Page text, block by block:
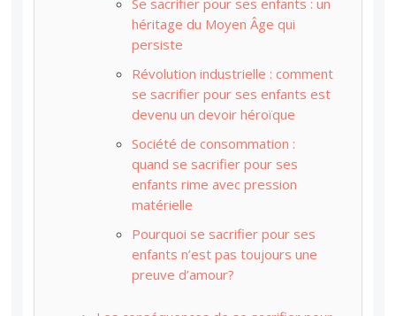
Se sacrifier pour ses enfants : un
héritage du Moyen Âge qui
persiste
Révolution industrielle : comment
se sacrifier pour ses enfants est
devenu un devoir héroïque
Société de consommation :
quand se sacrifier pour ses
enfants rime avec pression
matérielle
Pourquoi se sacrifier pour ses
enfants n’est pas toujours une
preuve d’amour?